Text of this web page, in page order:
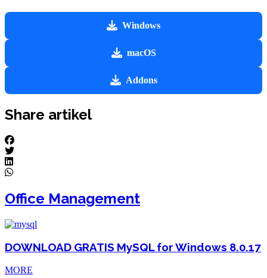
Windows
macOS
Addons
Share artikel
Office Management
DOWNLOAD GRATIS MySQL for Windows 8.0.17
MORE